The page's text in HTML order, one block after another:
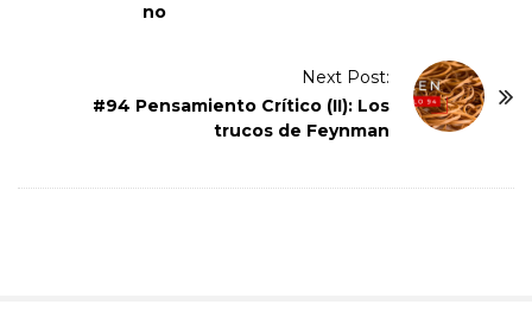
no
Next Post:
#94 Pensamiento Crítico (II): Los
trucos de Feynman